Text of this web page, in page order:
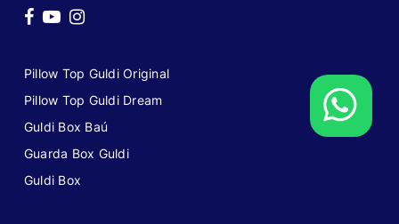
Pillow Top Guldi Original
Pillow Top Guldi Dream
Guldi Box Baú
Guarda Box Guldi
Guldi Box